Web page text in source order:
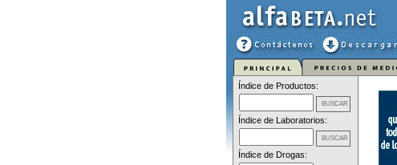
Índice de Productos:
Índice de Laboratorios:
Índice de Drogas: